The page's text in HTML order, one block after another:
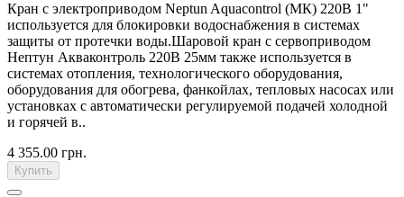
Кран с электроприводом Neptun Aquacontrol (МК) 220В 1"
используется для блокировки водоснабжения в системах
защиты от протечки воды.Шаровой кран с сервоприводом
Нептун Акваконтроль 220В 25мм также используется в
системах отопления, технологического оборудования,
оборудования для обогрева, фанкойлах, тепловых насосах или
установках с автоматически регулируемой подачей холодной
и горячей в..
4 355.00 грн.
Купить